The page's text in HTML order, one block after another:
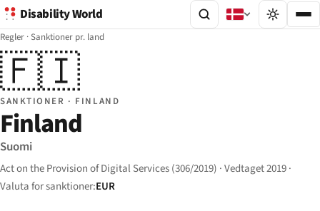
Disability World
Regler ·Sanktioner pr. land
🇫🇮
SANKTIONER · FINLAND
Finland
Suomi
Act on the Provision of Digital Services (306/2019) · Vedtaget 2019 ·
Valuta for sanktioner:EUR